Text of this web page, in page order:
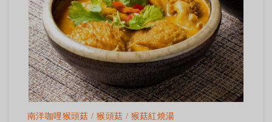
南洋咖哩猴頭菇 / 猴頭菇 / 猴菇紅燒湯